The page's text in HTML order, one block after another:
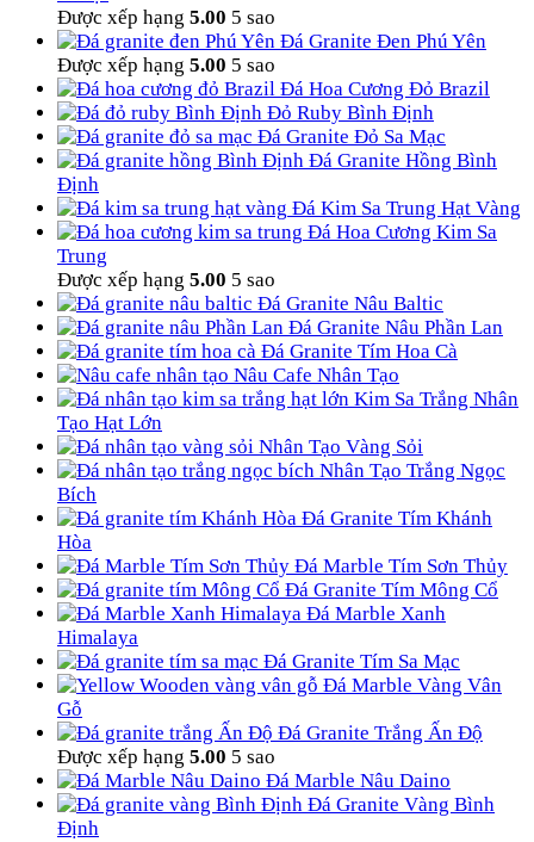
Được xếp hạng 5.00 5 sao
Đá Granite Đen Phú Yên
Được xếp hạng 5.00 5 sao
Đá Hoa Cương Đỏ Brazil
Đỏ Ruby Bình Định
Đá Granite Đỏ Sa Mạc
Đá Granite Hồng Bình
Định
Đá Kim Sa Trung Hạt Vàng
Đá Hoa Cương Kim Sa
Trung
Được xếp hạng 5.00 5 sao
Đá Granite Nâu Baltic
Đá Granite Nâu Phần Lan
Đá Granite Tím Hoa Cà
Nâu Cafe Nhân Tạo
Kim Sa Trắng Nhân
Tạo Hạt Lớn
Nhân Tạo Vàng Sỏi
Nhân Tạo Trắng Ngọc
Bích
Đá Granite Tím Khánh
Hòa
Đá Marble Tím Sơn Thủy
Đá Granite Tím Mông Cổ
Đá Marble Xanh
Himalaya
Đá Granite Tím Sa Mạc
Đá Marble Vàng Vân
Gỗ
Đá Granite Trắng Ấn Độ
Được xếp hạng 5.00 5 sao
Đá Marble Nâu Daino
Đá Granite Vàng Bình
Định